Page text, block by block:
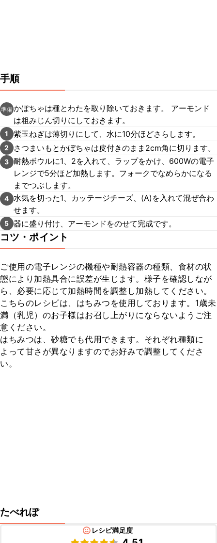
手順
準備かぼちゃは種とわたを取り除いておきます。 アーモンド
は粗みじん切りにしておきます。
1 紫玉ねぎは薄切りにして、水に10分ほどさらします。
2 さつまいもとかぼちゃは皮付きのまま2cm角に切ります。
3 耐熱ボウルに1、2を入れて、ラップをかけ、600Wの電子
レンジで5分ほど加熱します。フォークでなめらかになる
までつぶします。
4 水気を切った1、カッテージチーズ、(A)を入れて混ぜ合わ
せます。
5 器に盛り付け、アーモンドをのせて完成です。
コツ・ポイント
ご使用の電子レンジの機種や耐熱容器の種類、食材の状
態により加熱具合に誤差が生じます。様子を確認しなが
ら、必要に応じて加熱時間を調整し加熱してください。
こちらのレシピは、はちみつを使用しております。1歳未
満（乳児）のお子様はお召し上がりにならないようご注
意ください。
はちみつは、砂糖でも代用できます。それぞれ種類に
よって甘さが異なりますのでお好みで調整してくださ
い。
たべれぽ
レシピ満足度